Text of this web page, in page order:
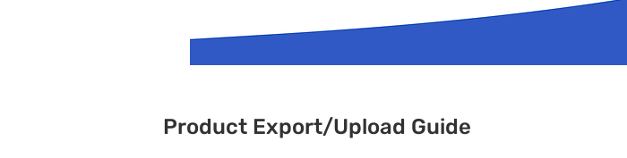
Product Export/Upload Guide